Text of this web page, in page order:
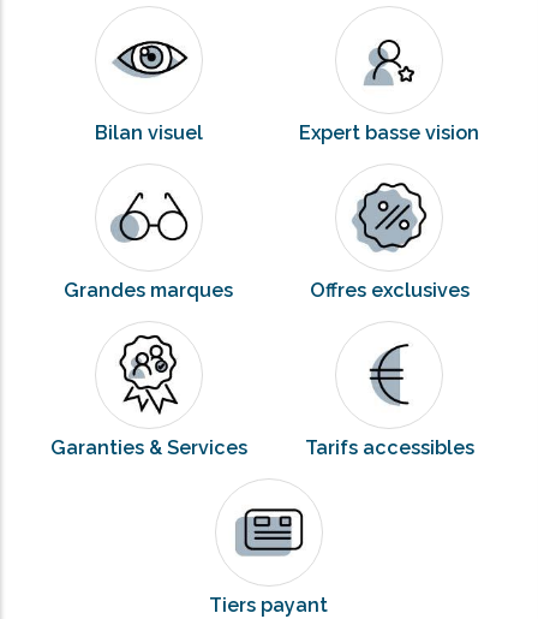
Bilan visuel Expert basse vision
Grandes marques Offres exclusives
Garanties & Services Tarifs accessibles
Tiers payant